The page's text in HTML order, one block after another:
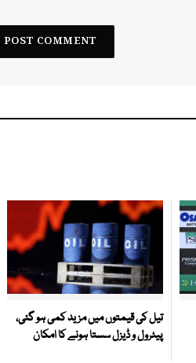
تیل کی قیمتوں میں مزید کمی ہو گئی،
پیٹرول و ڈیزل سستا ہونے کا امکان